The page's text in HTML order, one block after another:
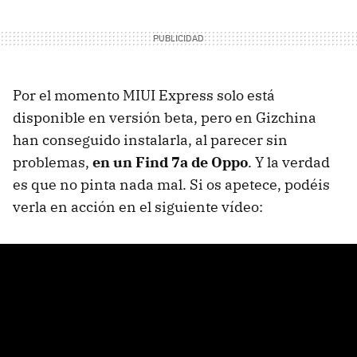
Por el momento MIUI Express solo está
disponible en versión beta, pero en Gizchina
han conseguido instalarla, al parecer sin
problemas, en un Find 7a de Oppo. Y la verdad
es que no pinta nada mal. Si os apetece, podéis
verla en acción en el siguiente vídeo: